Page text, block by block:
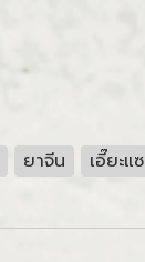
ยาจีน เอี๊ยะแซ